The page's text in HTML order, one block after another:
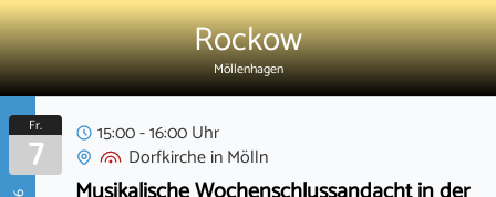
Rockow
Möllenhagen
Fr.
7
15:00 - 16:00 Uhr
DorfkircheinMölln